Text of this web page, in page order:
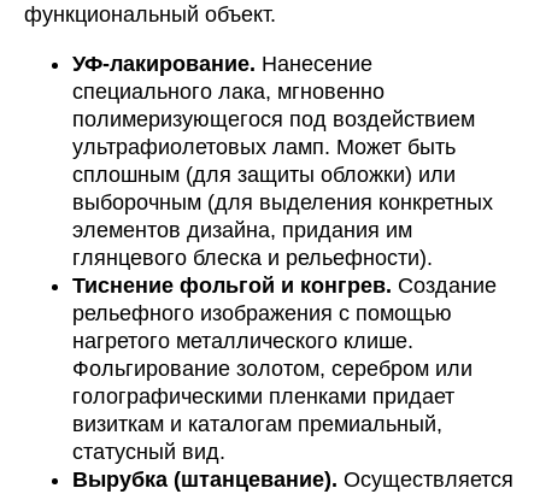
функциональный объект.
УФ-лакирование. Нанесение
специального лака, мгновенно
полимеризующегося под воздействием
ультрафиолетовых ламп. Может быть
сплошным (для защиты обложки) или
выборочным (для выделения конкретных
элементов дизайна, придания им
глянцевого блеска и рельефности).
Тиснение фольгой и конгрев. Создание
рельефного изображения с помощью
нагретого металлического клише.
Фольгирование золотом, серебром или
голографическими пленками придает
визиткам и каталогам премиальный,
статусный вид.
Вырубка (штанцевание). Осуществляется